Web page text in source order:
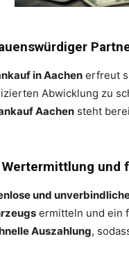
in Aachen erfreut
Abwicklung zu
Aachen steht
und
und
ermitteln und ein
Auszahlung,